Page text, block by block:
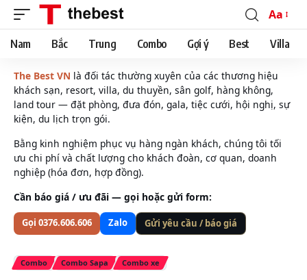
Font
Resizer
Aa
Nam Bắc Trung Combo Gợi ý Best Villa
The Best VN là đối tác thường xuyên của các thương hiệu
khách sạn, resort, villa, du thuyền, sân golf, hàng không,
land tour — đặt phòng, đưa đón, gala, tiệc cưới, hội nghị, sự
kiện, du lịch trọn gói.
Bằng kinh nghiệm phục vụ hàng ngàn khách, chúng tôi tối
ưu chi phí và chất lượng cho khách đoàn, cơ quan, doanh
nghiệp (hóa đơn, hợp đồng).
Cần báo giá / ưu đãi — gọi hoặc gửi form:
Gọi 0376.606.606 Zalo Gửi yêu cầu / báo giá
Combo Combo Sapa Combo xe